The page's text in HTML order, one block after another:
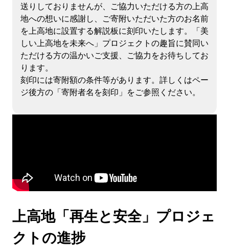
送りしておりませんが、ご協力いただける方の上高
地への想いに感謝し、ご寄附いただいた方のお名前
を上高地に設置する解説板に刻印いたします。「美
しい上高地を未来へ」プロジェクトの趣旨に賛同い
ただける方の温かいご支援、ご協力をお待ちしてお
ります。
刻印には寄附額の条件等があります。詳しくはペー
ジ後方の「寄附者名を刻印」をご参照ください。
上高地「再生と安全」プロジェ
クトの進捗